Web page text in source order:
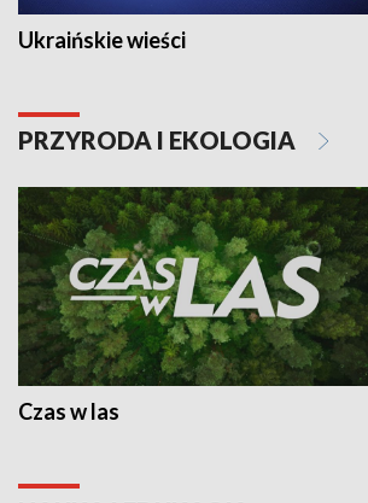
Ukraińskie wieści
PRZYRODA I EKOLOGIA
Czas w las